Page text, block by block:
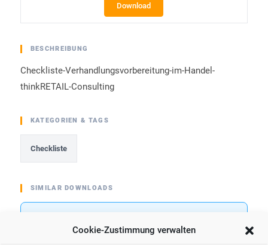
Cookie-Zustimmung verwalten
Download
BESCHREIBUNG
Checkliste-Verhandlungsvorbereitung-im-Handel-
thinkRETAIL-Consulting
KATEGORIEN & TAGS
Checkliste
SIMILAR DOWNLOADS